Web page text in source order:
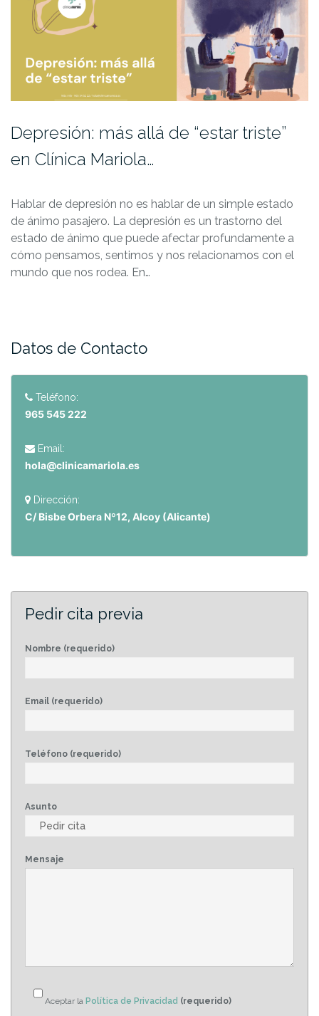
Depresión: más allá de “estar triste”
en Clínica Mariola…
Hablar de depresión no es hablar de un simple estado
de ánimo pasajero. La depresión es un trastorno del
estado de ánimo que puede afectar profundamente a
cómo pensamos, sentimos y nos relacionamos con el
mundo que nos rodea. En…
Datos de Contacto
Teléfono:
965 545 222
Email:
hola@clinicamariola.es
Dirección:
C/ Bisbe Orbera Nº12, Alcoy (Alicante)
Pedir cita previa
Nombre (requerido)
Email (requerido)
Teléfono (requerido)
Asunto
Mensaje
Aceptar la Política de Privacidad (requerido)